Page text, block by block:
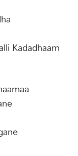
Kadadhaam